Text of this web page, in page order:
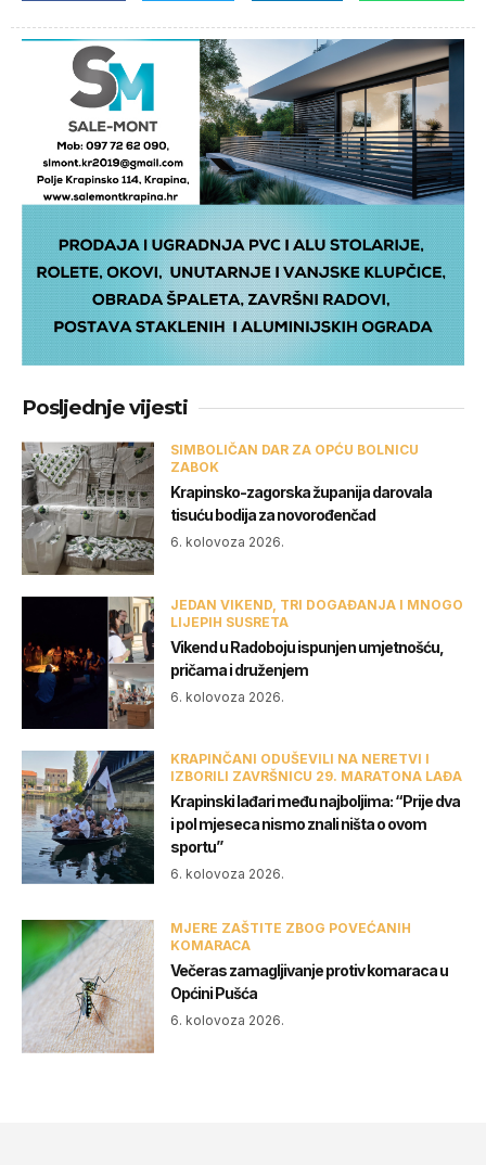
Posljednje vijesti
SIMBOLIČAN DAR ZA OPĆU BOLNICU
ZABOK
Krapinsko-zagorska županija darovala
tisuću bodija za novorođenčad
6. kolovoza 2026.
JEDAN VIKEND, TRI DOGAĐANJA I MNOGO
LIJEPIH SUSRETA
Vikend u Radoboju ispunjen umjetnošću,
pričama i druženjem
6. kolovoza 2026.
KRAPINČANI ODUŠEVILI NA NERETVI I
IZBORILI ZAVRŠNICU 29. MARATONA LAĐA
Krapinski lađari među najboljima: “Prije dva
i pol mjeseca nismo znali ništa o ovom
sportu”
6. kolovoza 2026.
MJERE ZAŠTITE ZBOG POVEĆANIH
KOMARACA
Večeras zamagljivanje protiv komaraca u
Općini Pušća
6. kolovoza 2026.